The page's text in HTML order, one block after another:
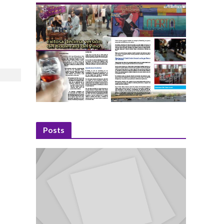
Posts